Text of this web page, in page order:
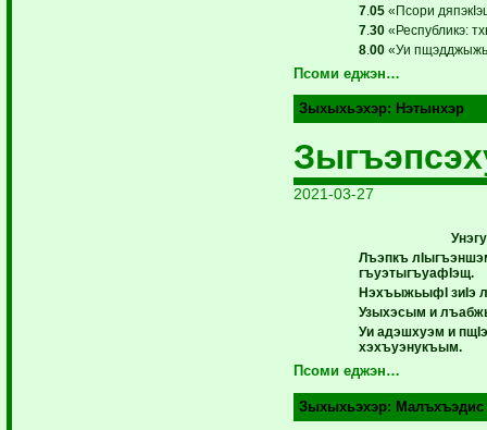
7 .05 «Псори
7 .30 «Республикэ:
8 .00 «Уи
Псоми еджэн…
Зыхыхьэхэр: Нэтынхэр
2021-03-27
Лъэпкъ
гъуэтыгъуафIэщ.
НэхъыжьыфI зиIэ
Узыхэсым и
Уи адэшхуэм и
хэхъуэнукъым.
Псоми еджэн…
Зыхыхьэхэр: Малъхъэдис